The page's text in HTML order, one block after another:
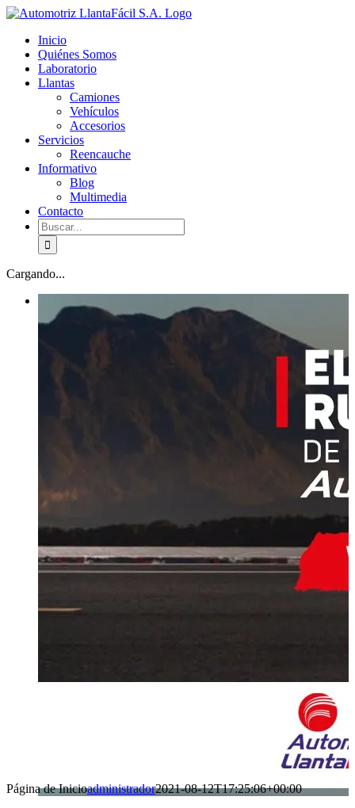
Skip
content
facebook
youtube
Inicio
Quiénes Somos
Laboratorio
Llantas
Camiones
Vehículos
Accesorios
Servicios
Reencauche
Informativo
Blog
Multimedia
Contacto
Buscar:
Cargando...
Página de Inicioadministrador2021-08-12T17:25:06+00:00